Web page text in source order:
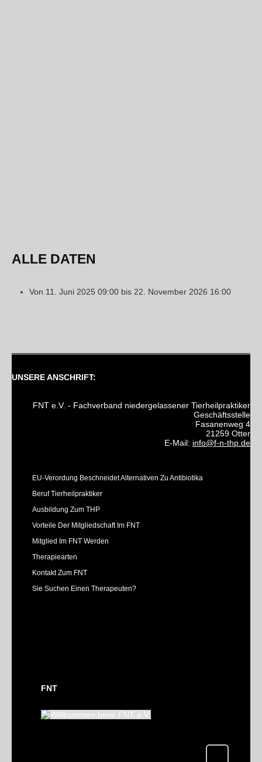
ALLE DATEN
Von 11. Juni 2025 09:00 bis 22. November 2026 16:00
UNSERE ANSCHRIFT:
FNT e.V. - Fachverband niedergelassener Tierheilpraktiker
Geschäftsstelle
Fasanenweg 4
21259 Otter
E-Mail: info@f-n-thp.de
EU-Verordung Beschneidet Alternativen Zu Antibiotika
Beruf Tierheilpraktiker
Ausbildung Zum THP
Vorteile Der Mitgliedschaft Im FNT
Mitglied Im FNT Werden
Therapiearten
Kontakt Zum FNT
Sie Suchen Einen Therapeuten?
FNT